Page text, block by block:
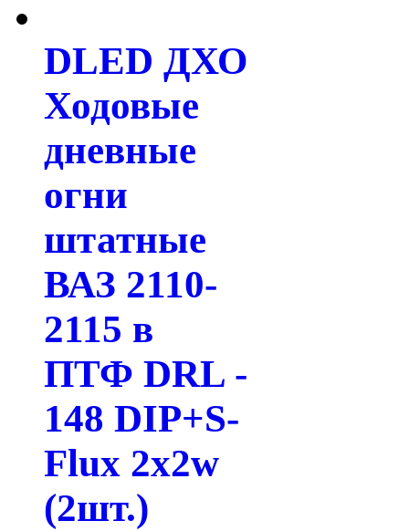
DLED ДХО
Ходовые
дневные
огни
штатные
ВАЗ 2110-
2115 в
ПТФ DRL -
148 DIP+S-
Flux 2x2w
(2шт.)